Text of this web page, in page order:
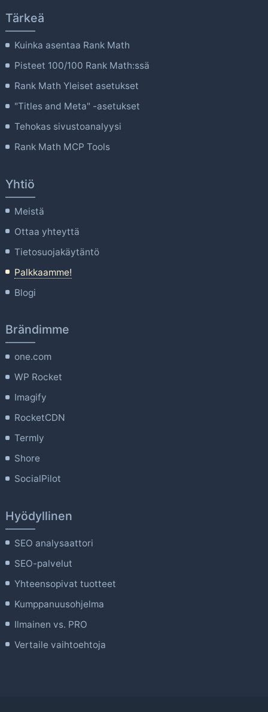
Tärkeä
Kuinka asentaa Rank Math
Pisteet 100/100 Rank Math:ssä
Rank Math Yleiset asetukset
"Titles and Meta" -asetukset
Tehokas sivustoanalyysi
Rank Math MCP Tools
Yhtiö
Meistä
Ottaa yhteyttä
Tietosuojakäytäntö
Palkkaamme!
Blogi
Brändimme
one.com
WP Rocket
Imagify
RocketCDN
Termly
Shore
SocialPilot
Hyödyllinen
SEO analysaattori
SEO-palvelut
Yhteensopivat tuotteet
Kumppanuusohjelma
Ilmainen vs. PRO
Vertaile vaihtoehtoja